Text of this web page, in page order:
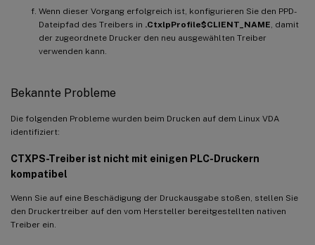
Wenn dieser Vorgang erfolgreich ist, konfigurieren Sie den PPD-
Dateipfad des Treibers in .CtxlpProfile$CLIENT_NAME , damit
der zugeordnete Drucker den neu ausgewählten Treiber
verwenden kann.
Bekannte Probleme
Die folgenden Probleme wurden beim Drucken auf dem Linux VDA
identifiziert:
CTXPS-Treiber ist nicht mit einigen PLC-Druckern
kompatibel
Wenn Sie auf eine Beschädigung der Druckausgabe stoßen, stellen Sie
den Druckertreiber auf den vom Hersteller bereitgestellten nativen
Treiber ein.